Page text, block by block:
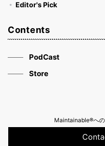
Editor's Pick
Contents
PodCast
Store
Maintainable®へ